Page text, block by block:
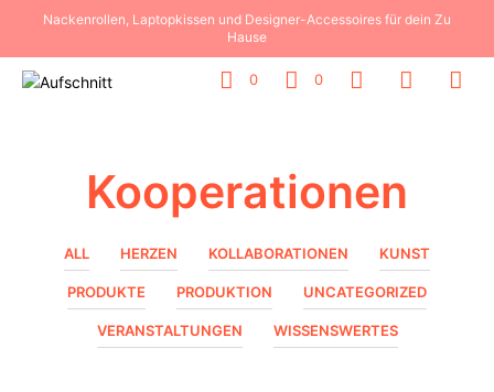
Nackenrollen, Laptopkissen und Designer-Accessoires für dein Zu
Hause
0 0
Kooperationen
ALL HERZEN KOLLABORATIONEN KUNST
PRODUKTE PRODUKTION UNCATEGORIZED
VERANSTALTUNGEN WISSENSWERTES